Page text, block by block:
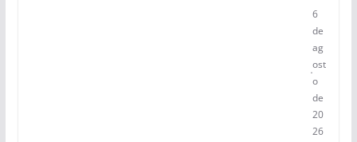
6
de
ag
ost
o
de
20
26